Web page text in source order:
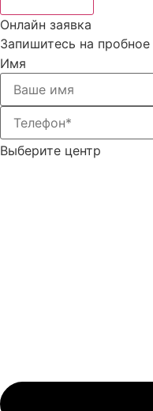
Онлайн заявка
Запишитесь на пробное
Имя
Выберите центр